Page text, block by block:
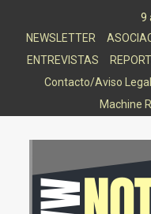
9
NEWSLETTER
ENTREVISTAS
Contacto/Aviso Legal
Machine